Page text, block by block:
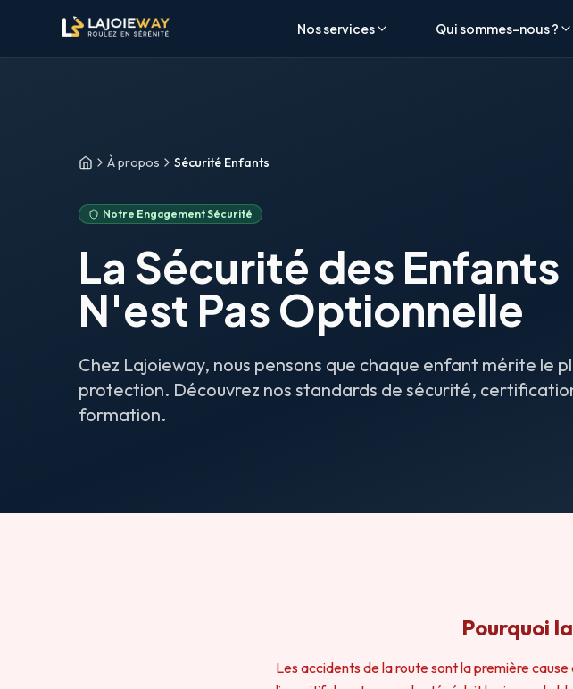
Nos services Qui sommes-nous ?
AccueilÀ propos Sécurité Enfants
Notre Engagement Sécurité
La Sécurité des Enfants
N'est Pas Optionnelle
Chez Lajoieway, nous pensons que chaque enfant mérite le
protection. Découvrez nos standards de sécurité,
formation.
Pourquoi
Les accidents de la route sont la première